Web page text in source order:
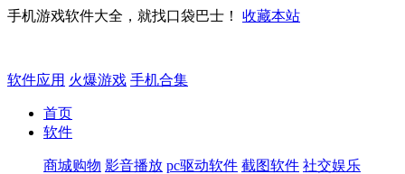
手机游戏软件大全，就找口袋巴士！ 收藏本站
软件应用 火爆游戏 手机合集
首页
软件
商城购物 影音播放 pc驱动软件 截图软件 社交娱乐